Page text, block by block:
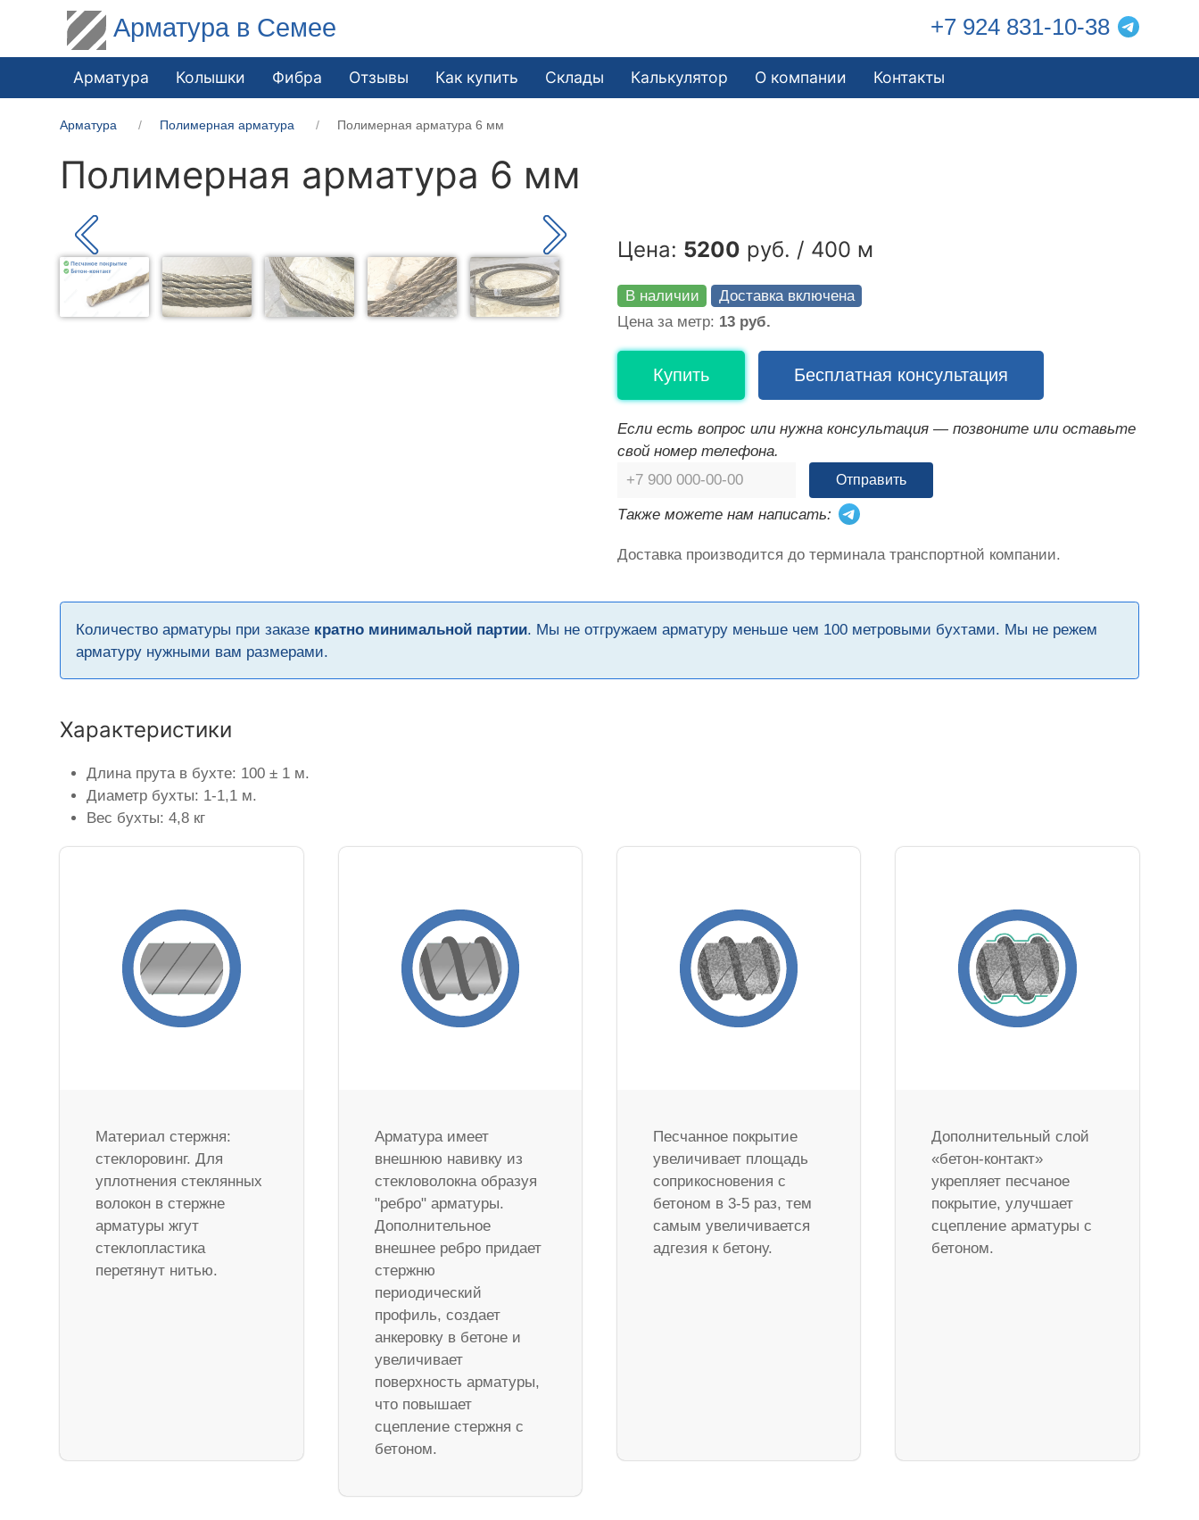
Арматура в Семее +7 924 831-10-38
Арматура Колышки Фибра Отзывы Как купить Склады Калькулятор О компании Контакты
Арматура Полимерная арматура Полимерная арматура 6 мм
Полимерная арматура 6 мм
Цена: 5200 руб. / 400 м
В наличии
Доставка включена
Цена за метр: 13 руб.
Купить Бесплатная консультация
Если есть вопрос или нужна консультация — позвоните или оставьте
свой номер телефона.
Отправить
Также можете нам написать:
Доставка производится до терминала транспортной компании.
Количество арматуры при заказе кратно минимальной партии. Мы не отгружаем арматуру меньше чем 100 метровыми бухтами. Мы не режем
арматуру нужными вам размерами.
Характеристики
Длина прута в бухте: 100 ± 1 м.
Диаметр бухты: 1-1,1 м.
Вес бухты: 4,8 кг
Материал стержня:
стеклоровинг. Для
уплотнения стеклянных
волокон в стержне
арматуры жгут
стеклопластика
перетянут нитью.
Арматура имеет
внешнюю навивку из
стекловолокна образуя
"ребро" арматуры.
Дополнительное
внешнее ребро придает
стержню
периодический
профиль, создает
анкеровку в бетоне и
увеличивает
поверхность арматуры,
что повышает
сцепление стержня с
бетоном.
Песчанное покрытие
увеличивает площадь
соприкосновения с
бетоном в 3-5 раз, тем
самым увеличивается
адгезия к бетону.
Дополнительный слой
«бетон-контакт»
укрепляет песчаное
покрытие, улучшает
сцепление арматуры с
бетоном.